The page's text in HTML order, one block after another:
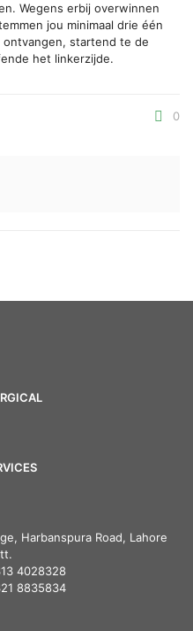
Wegens erbij overwinnen
jou minimaal drie één
startend te de
het linkerzijde.
0
Harbanspura Road, Lahore
4028328
8835834